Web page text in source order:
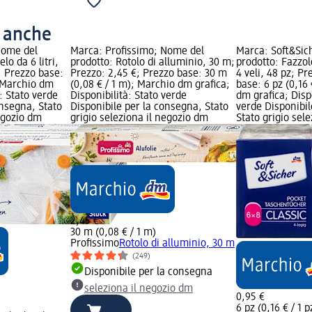
del
da 6 litri,
Prezzo base:
dm
Stato verde
Stato
dm
Marca: Profissimo; Nome del
prodotto: Rotolo di alluminio, 30 m;
Prezzo: 2,45 €; Prezzo base: 30 m
(0,08 € / 1 m); Marchio dm grafica;
Disponibilità: Stato verde
Disponibile per la consegna, Stato
grigio seleziona il negozio dm
2,45 €
30 m (0,08 € / 1 m)
ProfissimoRotolo di alluminio, 30 m
(249)
Disponibile per la consegna
seleziona il negozio dm
Marca:
prodotto:
4 veli, 48 pz;
base: 6 pz
dm grafica;
verde
Stato grigio
0,95 €
6 pz (0,16 € / 1